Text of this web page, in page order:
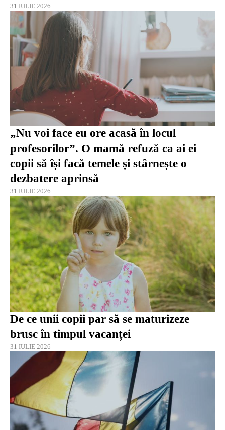
31 IULIE 2026
„Nu voi face eu ore acasă în locul
profesorilor”. O mamă refuză ca ai ei
copii să își facă temele și stârnește o
dezbatere aprinsă
31 IULIE 2026
De ce unii copii par să se maturizeze
brusc în timpul vacanței
31 IULIE 2026